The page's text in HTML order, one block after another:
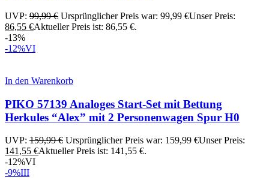
UVP: 99,99€ Ursprünglicher Preis war: 99,99 €Unser Preis:
86,55 €Aktueller Preis ist: 86,55 €.
-13%
-12%VI
In den Warenkorb
PIKO 57139 Analoges Start-Set mit Bettung
Herkules “Alex” mit 2 Personenwagen Spur H0
UVP: 159,99€ Ursprünglicher Preis war: 159,99 €Unser Preis:
141,55 €Aktueller Preis ist: 141,55 €.
-12%VI
-9%III